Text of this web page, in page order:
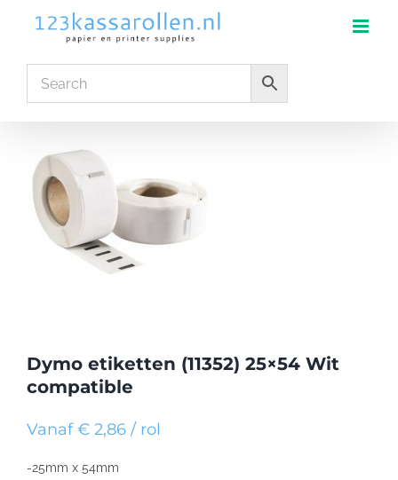
Dymo etiketten (11352) 25×54 Wit
compatible
Vanaf € 2,86 / rol
-25mm x 54mm